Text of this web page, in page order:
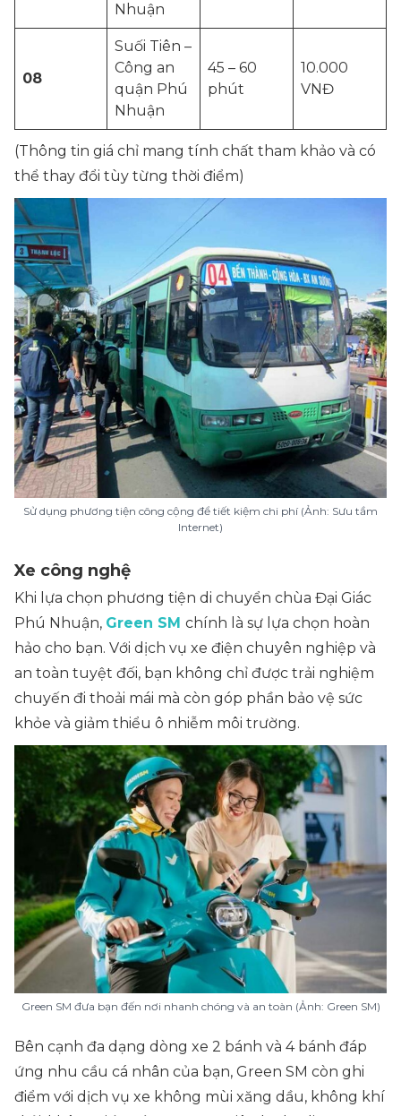
Nhuận
08
Suối Tiên –
Công an
quận Phú
Nhuận
45 – 60
phút
10.000
VNĐ
(Thông tin giá chỉ mang tính chất tham khảo và có
thể thay đổi tùy từng thời điểm)
Sử dụng phương tiện công cộng để tiết kiệm chi phí (Ảnh: Sưu tầm
Internet)
Xe công nghệ
Khi lựa chọn phương tiện di chuyển chùa Đại Giác
Phú Nhuận, Green SM chính là sự lựa chọn hoàn
hảo cho bạn. Với dịch vụ xe điện chuyên nghiệp và
an toàn tuyệt đối, bạn không chỉ được trải nghiệm
chuyến đi thoải mái mà còn góp phần bảo vệ sức
khỏe và giảm thiểu ô nhiễm môi trường.
Green SM đưa bạn đến nơi nhanh chóng và an toàn (Ảnh: Green SM)
Bên cạnh đa dạng dòng xe 2 bánh và 4 bánh đáp
ứng nhu cầu cá nhân của bạn, Green SM còn ghi
điểm với dịch vụ xe không mùi xăng dầu, không khí